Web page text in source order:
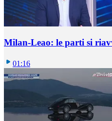
Milan-Leao: le parti si
01:16